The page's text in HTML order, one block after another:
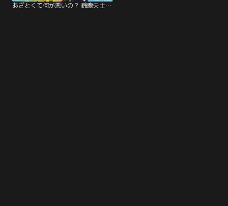
あざとくて何が悪いの？ 鈴鹿央士＆Travis Japan七五三掛とシラフあざとテク（2026/04/09放送分）